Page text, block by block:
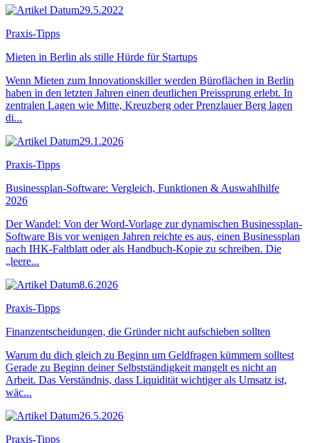
29.5.2022
Praxis-Tipps
Mieten in Berlin als stille Hürde für Startups
Wenn Mieten zum Innovationskiller werden Büroflächen in Berlin
haben in den letzten Jahren einen deutlichen Preissprung erlebt. In
zentralen Lagen wie Mitte, Kreuzberg oder Prenzlauer Berg lagen
di...
29.1.2026
Praxis-Tipps
Businessplan-Software: Vergleich, Funktionen & Auswahlhilfe
2026
Der Wandel: Von der Word-Vorlage zur dynamischen Businessplan-
Software Bis vor wenigen Jahren reichte es aus, einen Businessplan
nach IHK-Faltblatt oder als Handbuch-Kopie zu schreiben. Die
„leere...
8.6.2026
Praxis-Tipps
Finanzentscheidungen, die Gründer nicht aufschieben sollten
Warum du dich gleich zu Beginn um Geldfragen kümmern solltest
Gerade zu Beginn deiner Selbstständigkeit mangelt es nicht an
Arbeit. Das Verständnis, dass Liquidität wichtiger als Umsatz ist,
wäc...
26.5.2026
Praxis-Tipps